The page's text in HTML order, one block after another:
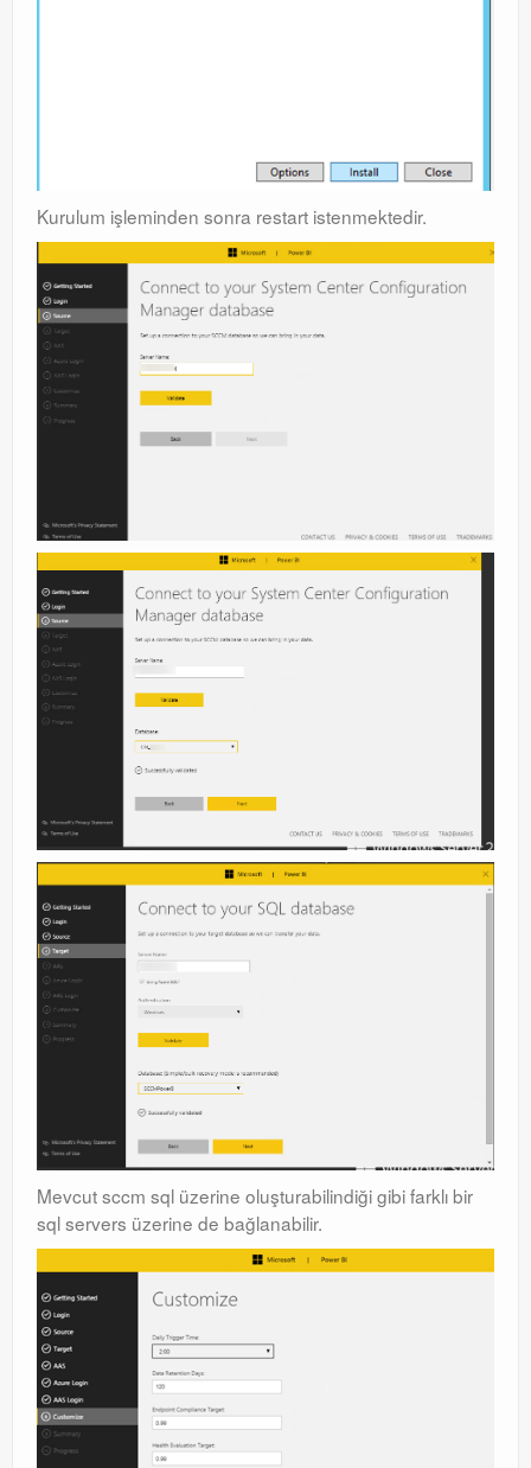
Kurulum işleminden sonra restart istenmektedir.
Mevcut sccm sql üzerine oluşturabilindiği gibi farklı bir
sql servers üzerine de bağlanabilir.